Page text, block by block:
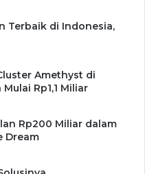
Terbaik di Indonesia,
Amethyst di
Rp1,1 Miliar
Rp200 Miliar dalam
Dream